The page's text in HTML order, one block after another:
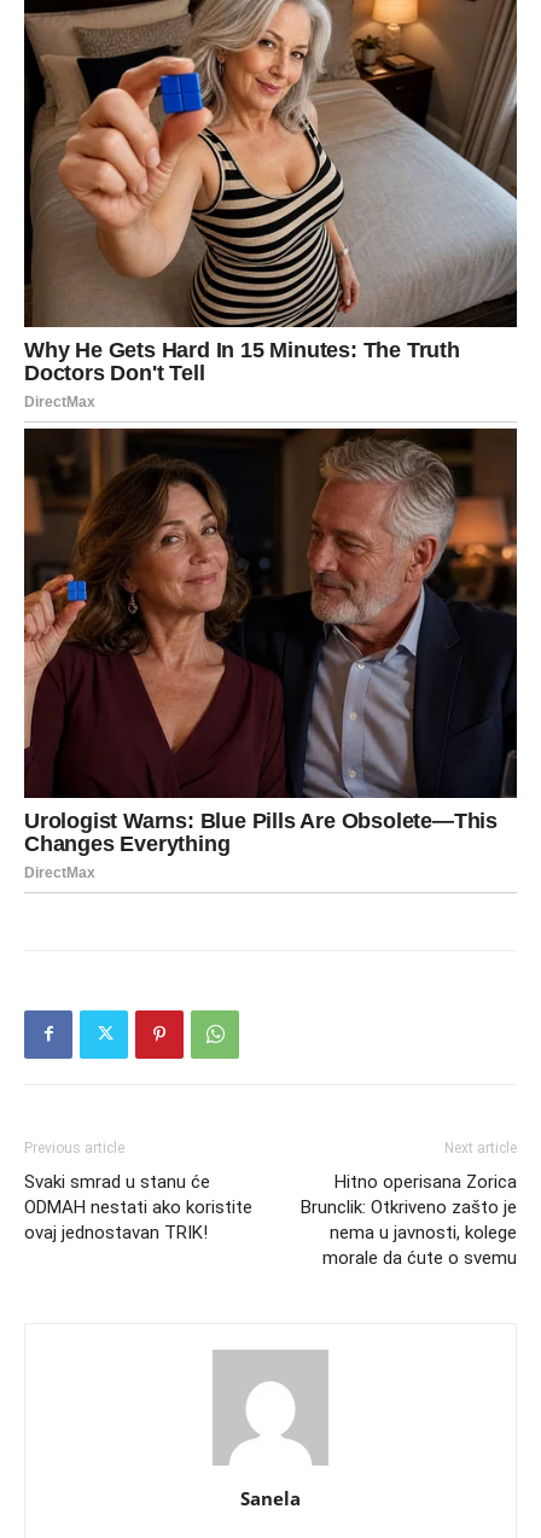
Previous article
Svaki smrad u stanu će
ODMAH nestati ako koristite
ovaj jednostavan TRIK!
Next article
Hitno operisana Zorica
Brunclik: Otkriveno zašto je
nema u javnosti, kolege
morale da ćute o svemu
Sanela